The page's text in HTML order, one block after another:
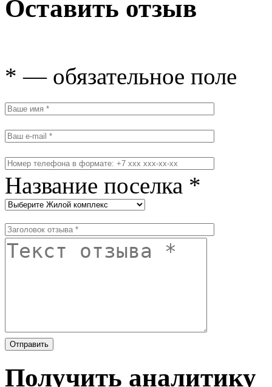
Оставить отзыв
* — обязательное поле
Название поселка *
Получить аналитику